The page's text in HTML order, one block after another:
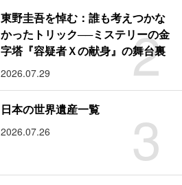
2
東野圭吾を悼む：誰も考えつかな
かったトリック──ミステリーの金
字塔『容疑者Ｘの献身』の舞台裏
2026.07.29
3
日本の世界遺産一覧
2026.07.26